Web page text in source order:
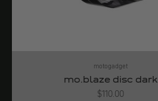
motogadget
mo.blaze disc dark
Angebot
$110.00